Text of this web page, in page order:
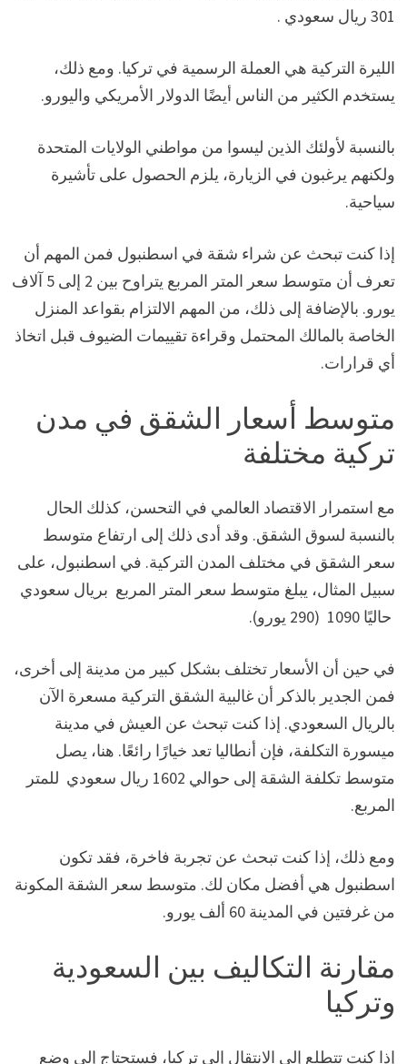
301 ريال سعودي .
الليرة التركية هي العملة الرسمية في تركيا. ومع ذلك،
يستخدم الكثير من الناس أيضًا الدولار الأمريكي واليورو.
بالنسبة لأولئك الذين ليسوا من مواطني الولايات المتحدة
ولكنهم يرغبون في الزيارة، يلزم الحصول على تأشيرة
سياحية.
إذا كنت تبحث عن شراء شقة في اسطنبول فمن المهم أن
تعرف أن متوسط سعر المتر المربع يتراوح بين 2 إلى 5 آلاف
يورو. بالإضافة إلى ذلك، من المهم الالتزام بقواعد المنزل
الخاصة بالمالك المحتمل وقراءة تقييمات الضيوف قبل اتخاذ
أي قرارات.
متوسط أسعار الشقق في مدن
تركية مختلفة
مع استمرار الاقتصاد العالمي في التحسن، كذلك الحال
بالنسبة لسوق الشقق. وقد أدى ذلك إلى ارتفاع متوسط
سعر الشقق في مختلف المدن التركية. في اسطنبول، على
سبيل المثال، يبلغ متوسط سعر المتر المربع بريال سعودي
حاليًا 1090 (290 يورو).
في حين أن الأسعار تختلف بشكل كبير من مدينة إلى أخرى،
فمن الجدير بالذكر أن غالبية الشقق التركية مسعرة الآن
بالريال السعودي. إذا كنت تبحث عن العيش في مدينة
ميسورة التكلفة، فإن أنطاليا تعد خيارًا رائعًا. هنا، يصل
متوسط تكلفة الشقة إلى حوالي 1602 ريال سعودي للمتر
المربع.
ومع ذلك، إذا كنت تبحث عن تجربة فاخرة، فقد تكون
اسطنبول هي أفضل مكان لك. متوسط سعر الشقة المكونة
من غرفتين في المدينة 60 ألف يورو.
مقارنة التكاليف بين السعودية
وتركيا
إذا كنت تتطلع إلى الانتقال إلى تركيا، فستحتاج إلى وضع